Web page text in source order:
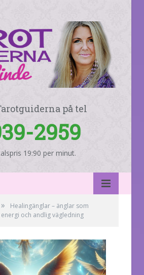
på tel
2959
19:90 per minut.
»
Healingänglar – änglar som
och andlig vägledning